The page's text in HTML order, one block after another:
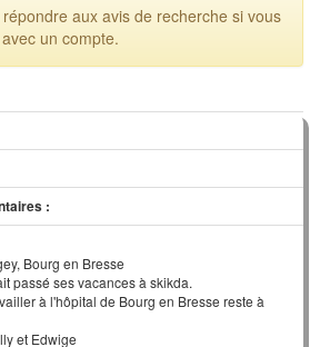
aux avis de recherche si vous
un compte.
:
Bourg en Bresse
passé ses vacances à skikda.
à l'hôpital de Bourg en Bresse reste à
et Edwige